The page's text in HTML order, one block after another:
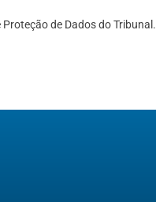
de Dados do Tribunal.